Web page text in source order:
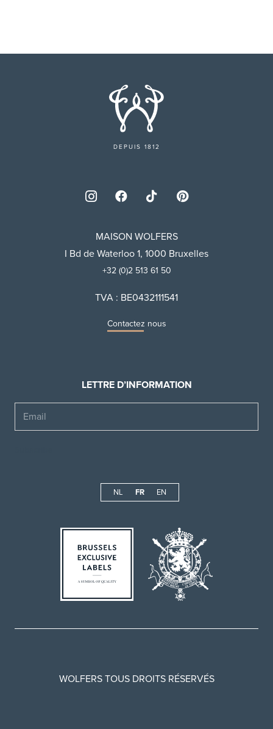
DEPUIS 1812
MAISON WOLFERS
I Bd de Waterloo 1, 1000 Bruxelles
+32 (0)2 513 61 50
TVA : BE0432111541
Contactez nous
LETTRE D’INFORMATION
NL FR EN
WOLFERS TOUS DROITS RÉSERVÉS